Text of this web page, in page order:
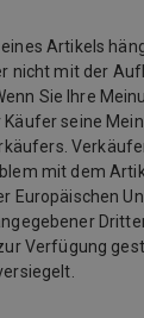
Artikels
nicht mit der
Sie Ihre
seine
mit dem
Europäischen
Verfügung